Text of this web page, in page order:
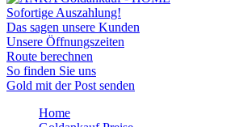
Sofortige Auszahlung!
Das sagen unsere Kunden
Unsere Öffnungszeiten
Route berechnen
So finden Sie uns
Gold mit der Post senden
Home